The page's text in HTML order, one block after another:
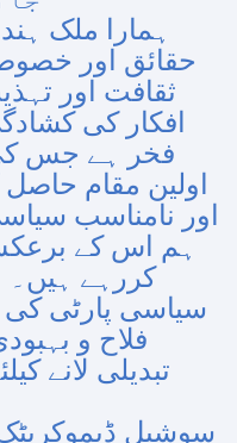
ہمارا ملک
حقائق اور
ثقافت اور
افکار کی
فخر ہے جس
اولین مقام حاصل
اور نامناسب
ہم اس کے
کررہے ہیں۔
سیاسی پارٹی
فلاح و
تبدیلی لانے
سوشیل